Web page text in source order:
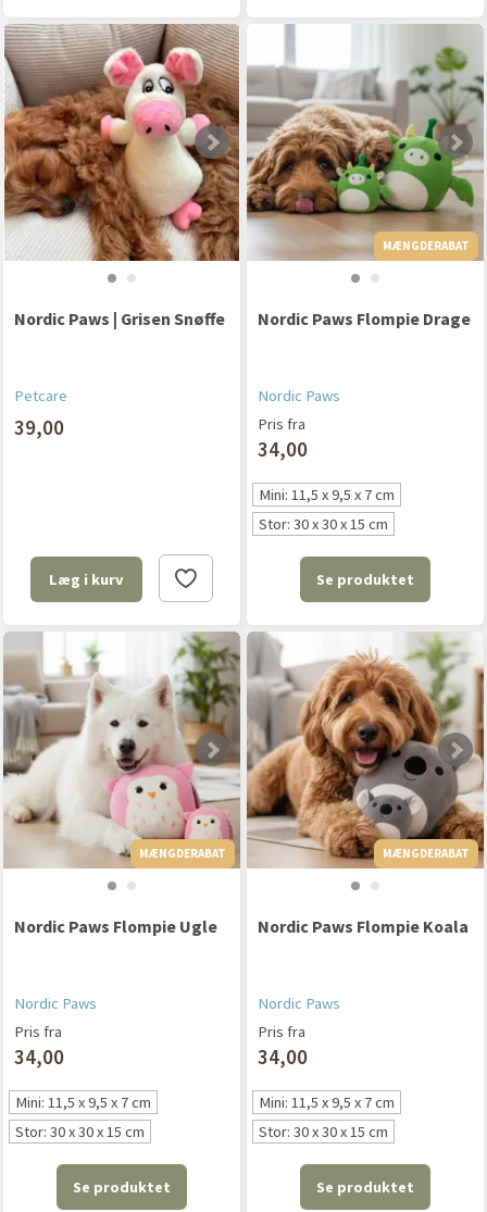
Nordic Paws | Grisen Snøffe
Petcare
39,00
Læg i kurv
MÆNGDERABAT
Nordic Paws Flompie Drage
Nordic Paws
Pris fra
34,00
Mini: 11,5 x 9,5 x 7 cm
Stor: 30 x 30 x 15 cm
Se produktet
MÆNGDERABAT MÆNGDERABAT
Nordic Paws Flompie Ugle
Nordic Paws
Pris fra
34,00
Mini: 11,5 x 9,5 x 7 cm
Stor: 30 x 30 x 15 cm
Se produktet
MÆNGDERABAT
Nordic Paws Flompie Koala
Nordic Paws
Pris fra
34,00
Mini: 11,5 x 9,5 x 7 cm
Stor: 30 x 30 x 15 cm
Se produktet